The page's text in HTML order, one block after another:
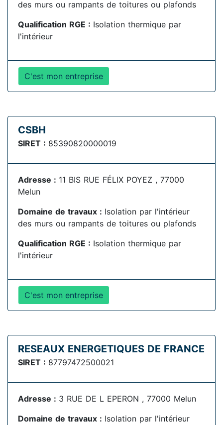
des murs ou rampants de toitures ou plafonds
Qualification RGE : Isolation thermique par
l'intérieur
C'est mon entreprise
CSBH
SIRET : 85390820000019
Adresse : 11 BIS RUE FÉLIX POYEZ , 77000
Melun
Domaine de travaux : Isolation par l'intérieur
des murs ou rampants de toitures ou plafonds
Qualification RGE : Isolation thermique par
l'intérieur
C'est mon entreprise
RESEAUX ENERGETIQUES DE FRANCE
SIRET : 87797472500021
Adresse : 3 RUE DE L EPERON , 77000 Melun
Domaine de travaux : Isolation par l'intérieur